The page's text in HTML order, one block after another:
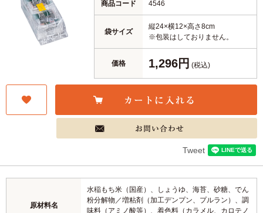
商品コード 4546
袋サイズ
縦24×横12×高さ8cm
※包装はしておりません。
価格 1,296円 (税込)
Tweet
原材料名
水稲もち米（国産）、しょうゆ、海苔、砂糖、でん
粉分解物／増粘剤（加工デンプン、プルラン）、調
味料（アミノ酸等）、着色料（カラメル、カロテノ